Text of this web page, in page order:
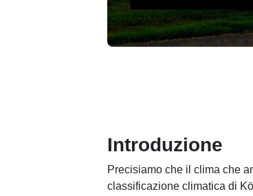
Introduzione
Precisiamo che il clima che
classificazione climatica di